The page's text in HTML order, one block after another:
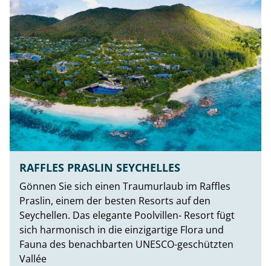
RAFFLES PRASLIN SEYCHELLES
Gönnen Sie sich einen Traumurlaub im Raffles
Praslin, einem der besten Resorts auf den
Seychellen. Das elegante Poolvillen- Resort fügt
sich harmonisch in die einzigartige Flora und
Fauna des benachbarten UNESCO-geschützten
Vallée